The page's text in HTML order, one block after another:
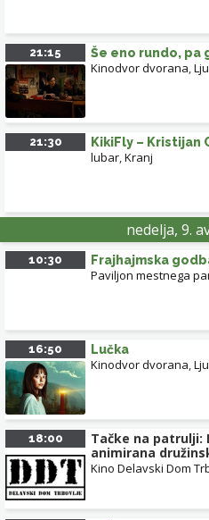
21:15 Še eno rundo, pa
Kinodvor dvorana,
21:30 KikiFly – Kristijan
lubar,Kranj
nedelja, 9.
10:30 Frajhajmska
Paviljon mestnega
16:50 Lučka
Kinodvor dvorana,
18:00
Tačke na patrulji:
animirana
Kino Delavski Dom